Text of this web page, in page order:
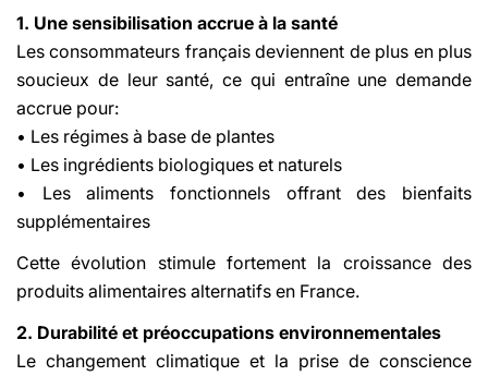
1. Une sensibilisation accrue à la santé
Les consommateurs français deviennent de plus en plus
soucieux de leur santé, ce qui entraîne une demande
accrue pour:
• Les régimes à base de plantes
• Les ingrédients biologiques et naturels
• Les aliments fonctionnels offrant des bienfaits
supplémentaires
Cette évolution stimule fortement la croissance des
produits alimentaires alternatifs en France.
2. Durabilité et préoccupations environnementales
Le changement climatique et la prise de conscience